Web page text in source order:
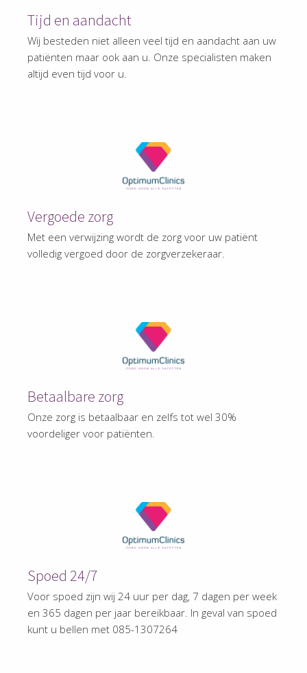
Tijd en aandacht
Wij besteden niet alleen veel tijd en aandacht aan uw
patiënten maar ook aan u. Onze specialisten maken
altijd even tijd voor u.
Vergoede zorg
Met een verwijzing wordt de zorg voor uw patiënt
volledig vergoed door de zorgverzekeraar.
Betaalbare zorg
Onze zorg is betaalbaar en zelfs tot wel 30%
voordeliger voor patiënten.
Spoed 24/7
Voor spoed zijn wij 24 uur per dag, 7 dagen per week
en 365 dagen per jaar bereikbaar. In geval van spoed
kunt u bellen met 085-1307264